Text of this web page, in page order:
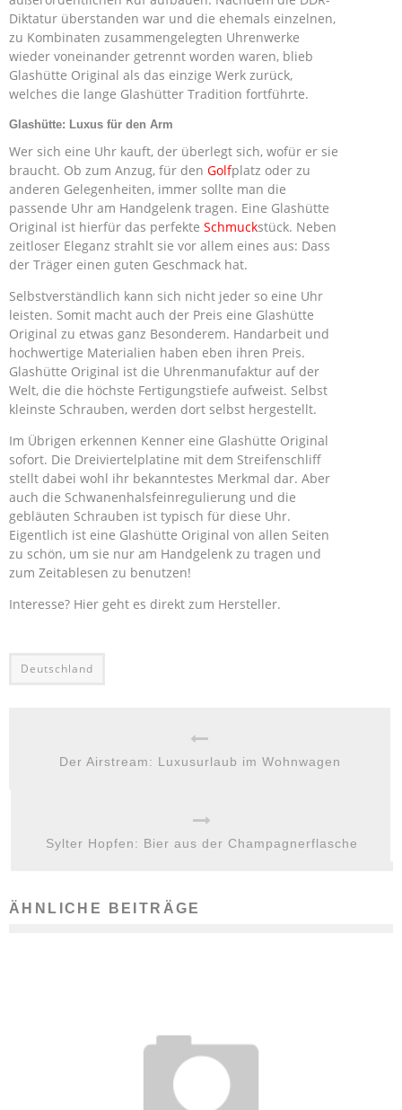
Diktatur überstanden war und die ehemals einzelnen,
zu Kombinaten zusammengelegten Uhrenwerke
wieder voneinander getrennt worden waren, blieb
Glashütte Original als das einzige Werk zurück,
welches die lange Glashütter Tradition fortführte.
Glashütte: Luxus für den Arm
Wer sich eine Uhr kauft, der überlegt sich, wofür er sie
braucht. Ob zum Anzug, für den Golfplatz oder zu
anderen Gelegenheiten, immer sollte man die
passende Uhr am Handgelenk tragen. Eine Glashütte
Original ist hierfür das perfekte Schmuckstück. Neben
zeitloser Eleganz strahlt sie vor allem eines aus: Dass
der Träger einen guten Geschmack hat.
Selbstverständlich kann sich nicht jeder so eine Uhr
leisten. Somit macht auch der Preis eine Glashütte
Original zu etwas ganz Besonderem. Handarbeit und
hochwertige Materialien haben eben ihren Preis.
Glashütte Original ist die Uhrenmanufaktur auf der
Welt, die die höchste Fertigungstiefe aufweist. Selbst
kleinste Schrauben, werden dort selbst hergestellt.
Im Übrigen erkennen Kenner eine Glashütte Original
sofort. Die Dreiviertelplatine mit dem Streifenschliff
stellt dabei wohl ihr bekanntestes Merkmal dar. Aber
auch die Schwanenhalsfeinregulierung und die
gebläuten Schrauben ist typisch für diese Uhr.
Eigentlich ist eine Glashütte Original von allen Seiten
zu schön, um sie nur am Handgelenk zu tragen und
zum Zeitablesen zu benutzen!
Interesse? Hier geht es direkt zum Hersteller.
Deutschland
Der Airstream: Luxusurlaub im Wohnwagen
Sylter Hopfen: Bier aus der Champagnerflasche
ÄHNLICHE BEITRÄGE